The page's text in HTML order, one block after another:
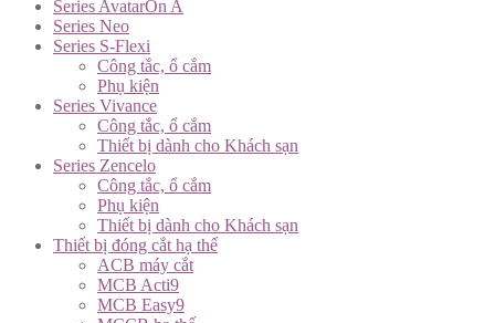
Series AvatarOn A
Series Neo
Series S-Flexi
Công tắc, ổ cắm
Phụ kiện
Series Vivance
Công tắc, ổ cắm
Thiết bị dành cho Khách sạn
Series Zencelo
Công tắc, ổ cắm
Phụ kiện
Thiết bị dành cho Khách sạn
Thiết bị đóng cắt hạ thế
ACB máy cắt
MCB Acti9
MCB Easy9